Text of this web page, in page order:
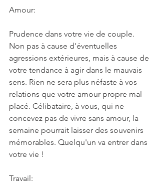
Amour:
Prudence dans votre vie de couple.
Non pas à cause d'éventuelles
agressions extérieures, mais à cause de
votre tendance à agir dans le mauvais
sens. Rien ne sera plus néfaste à vos
relations que votre amour-propre mal
placé. Célibataire, à vous, qui ne
concevez pas de vivre sans amour, la
semaine pourrait laisser des souvenirs
mémorables. Quelqu'un va entrer dans
votre vie !
Travail: